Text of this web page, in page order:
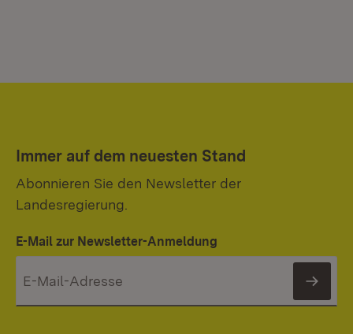
Immer auf dem neuesten Stand
Abonnieren Sie den Newsletter der
Landesregierung.
E-Mail zur Newsletter-Anmeldung